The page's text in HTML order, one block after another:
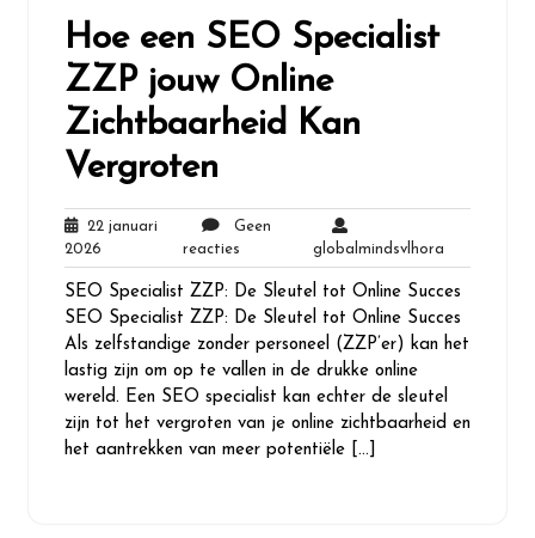
Hoe een SEO Specialist
ZZP jouw Online
Zichtbaarheid Kan
Vergroten
22 januari
2026
januari
2026
Geen
reactiesGeen
reacties
globalmindsvlhora
SEO Specialist ZZP: De Sleutel tot Online Succes
SEO Specialist ZZP: De Sleutel tot Online Succes
Als zelfstandige zonder personeel (ZZP’er) kan het
lastig zijn om op te vallen in de drukke online
wereld. Een SEO specialist kan echter de sleutel
zijn tot het vergroten van je online zichtbaarheid en
het aantrekken van meer potentiële […]